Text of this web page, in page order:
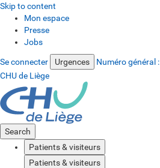
Skip to content
Mon espace
Presse
Jobs
Se connecter Urgences Numéro général :
CHU de Liège
Search
Patients & visiteurs
Patients & visiteurs